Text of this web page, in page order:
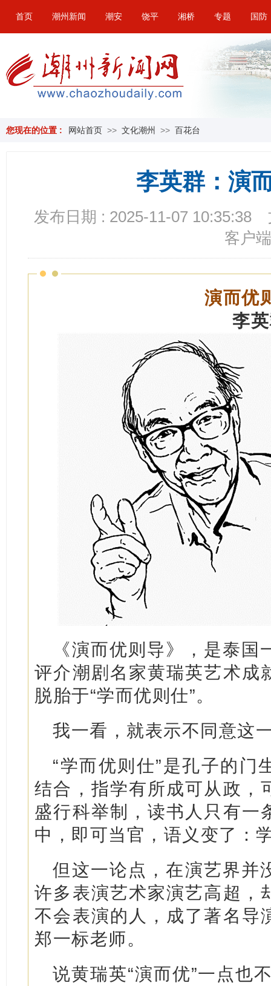
首页 潮州新闻 潮安 饶平 湘桥 专题 国防
您现在的位置 : 网站首页 >> 文化潮州 >> 百花台
李英群：演
发布日期 : 2025-11-07 10:35:38
客户端
演而优
李
《演而优则导》，是泰
评介潮剧名家黄瑞英艺术成
脱胎于“学而优则仕”。
我一看，就表示不同意这
“学而优则仕”是孔子的门
结合，指学有所成可从政，
盛行科举制，读书人只有一
中，即可当官，语义变了：
但这一论点，在演艺界并
许多表演艺术家演艺高超，
不会表演的人，成了著名导
郑一标老师。
说黄瑞英“演而优”一点也